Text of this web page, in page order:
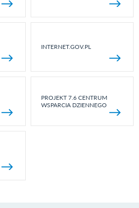
INTERNET.GOV.PL
PROJEKT 7.6 CENTRUM
WSPARCIA DZIENNEGO